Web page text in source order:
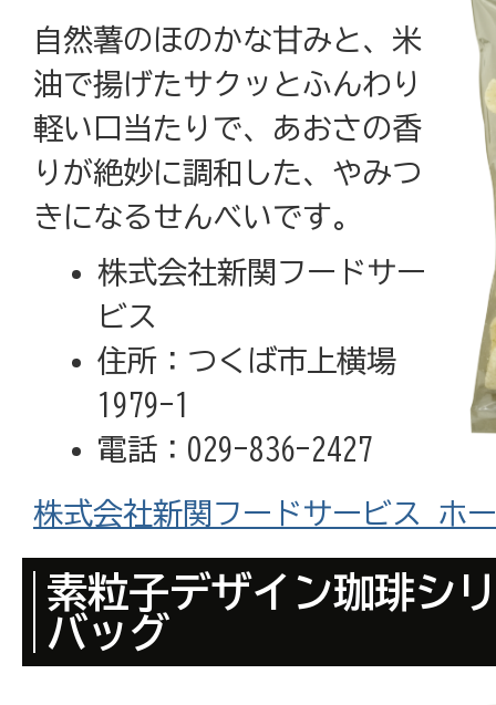
自然薯のほのかな甘みと、米
油で揚げたサクッとふんわり
軽い口当たりで、あおさの香
りが絶妙に調和した、やみつ
きになるせんべいです。
株式会社新関フードサー
ビス
住所：つくば市上横場
1979-1
電話：029-836-2427
株式会社新関フードサービス ホ
素粒子デザイン珈琲シ
バッグ